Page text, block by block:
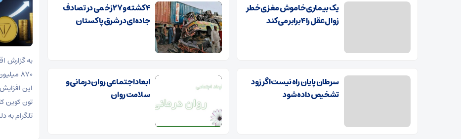
یک بیماری خاموش مغزی خطر
زوال عقل را ۴ برابر می‌کند
۴ کشته و ۲۷ زخمی در تصادف
جاده‌ای در شرق پاکستان
سرطان پایان راه نیست اگر زود
تشخیص داده شود
ابعاد اجتماعی روان درمانی و
سلامت روان
این
تلگرام به